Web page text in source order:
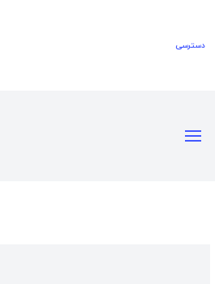
دسترسی‌